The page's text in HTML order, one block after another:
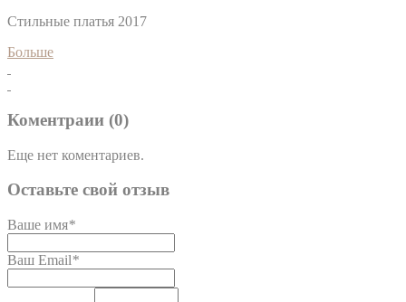
Стильные платья 2017
Больше
Коментраии (0)
Еще нет коментариев.
Оставьте свой отзыв
Ваше имя*
Ваш Email*